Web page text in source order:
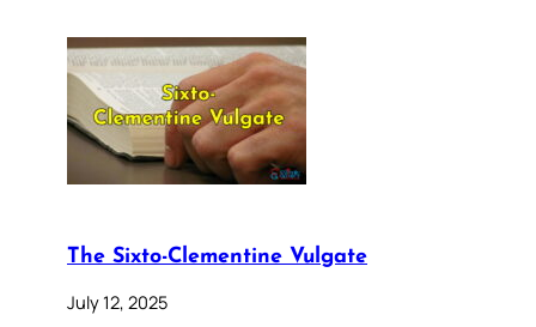
The Sixto-Clementine Vulgate
July 12, 2025